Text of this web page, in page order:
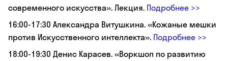
современного искусства». Лекция. Подробнее >>
16:00-17:30 Александра Витушкина. «Кожаные мешки
против Искусственного интеллекта». Подробнее >>
18:00-19:30 Денис Карасев. «Воркшоп по развитию